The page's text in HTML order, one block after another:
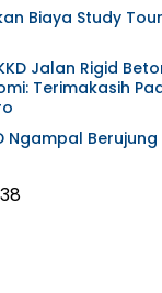
Biaya Study
Jalan Rigid
Wakil
Ngampal